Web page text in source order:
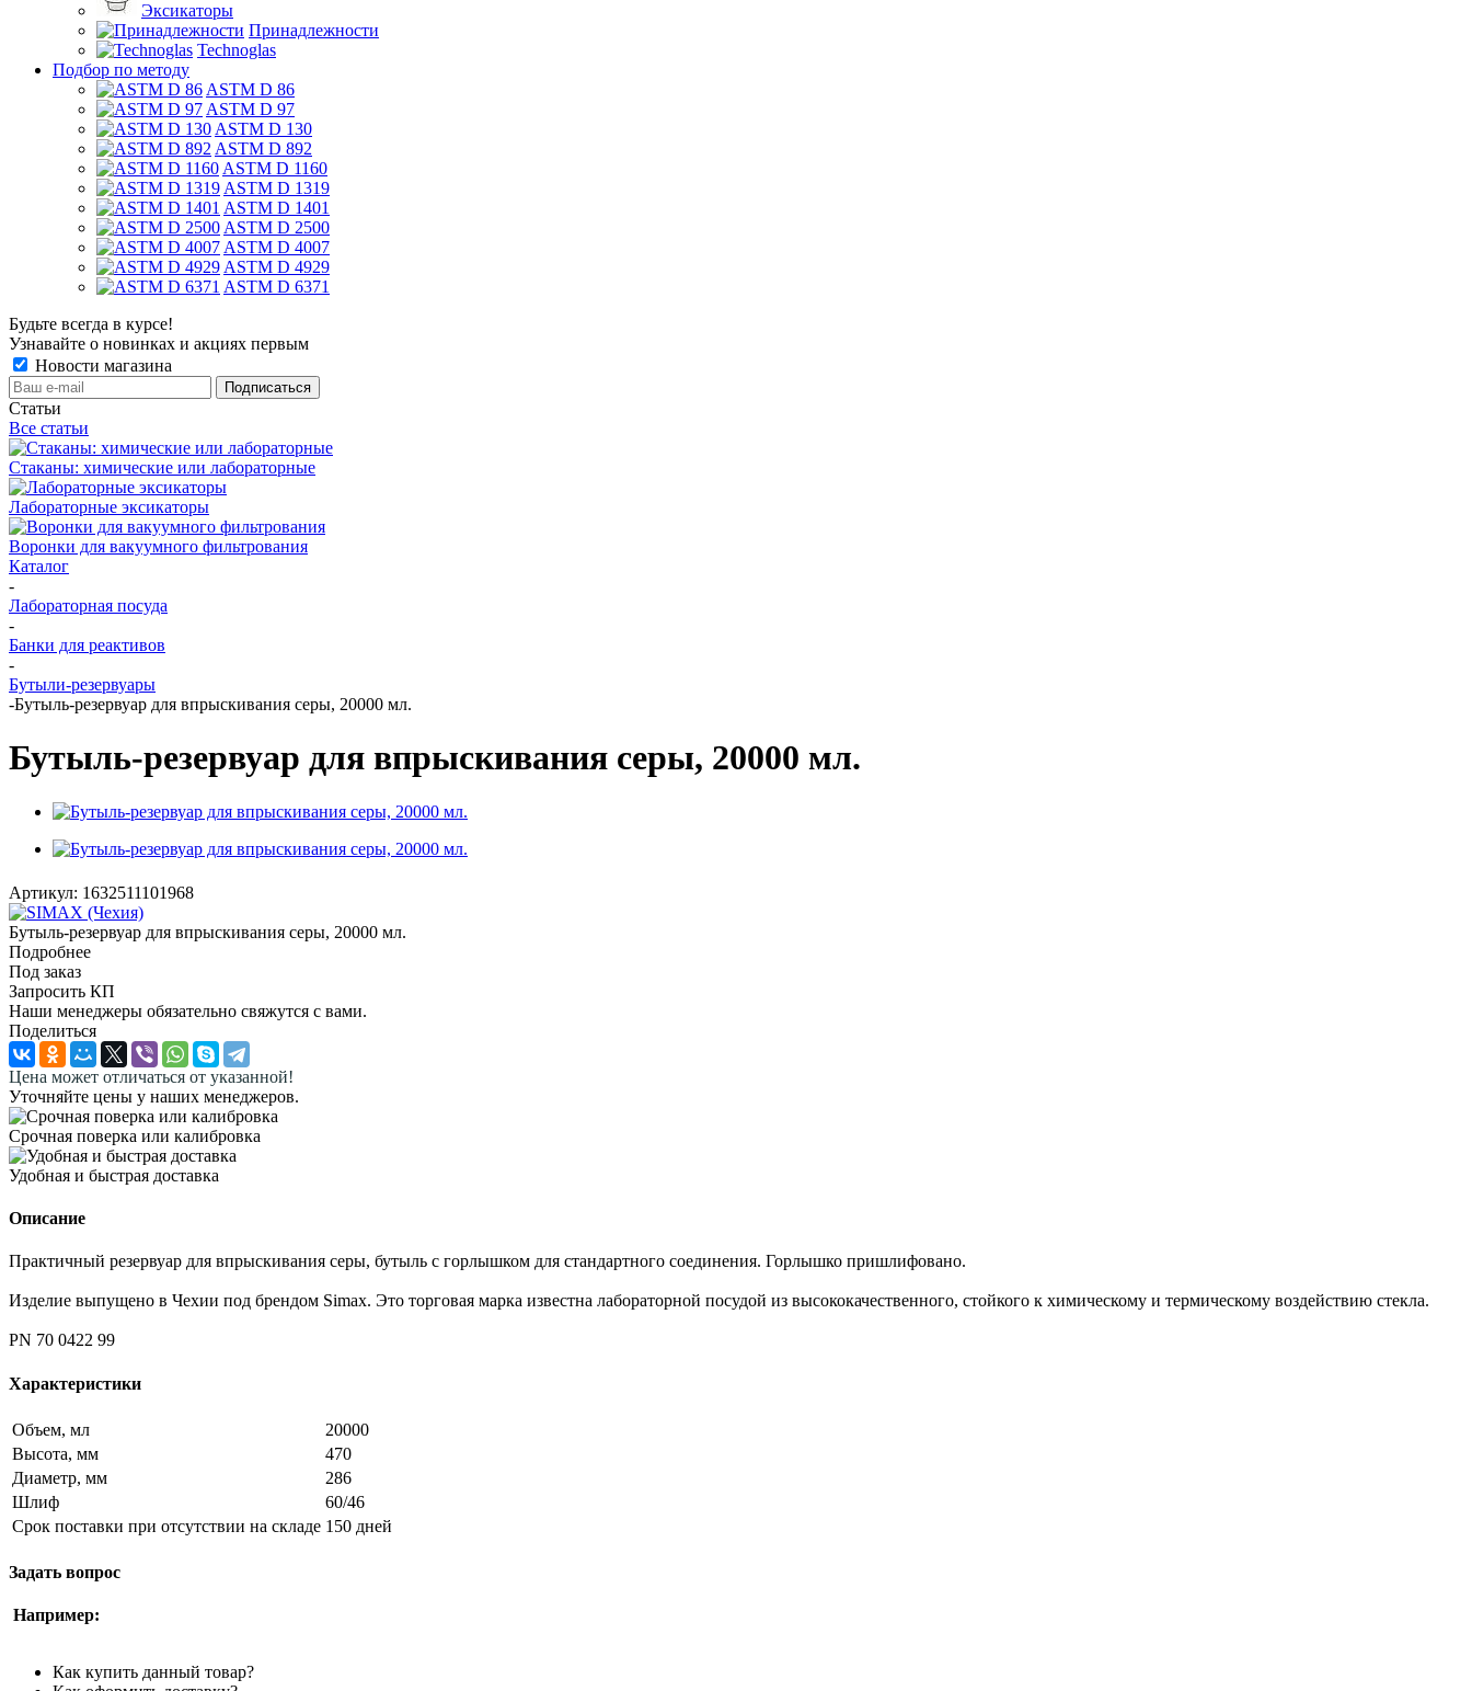
Эксикаторы
Принадлежности
Technoglas
Подбор по методу
ASTM D 86
ASTM D 97
ASTM D 130
ASTM D 892
ASTM D 1160
ASTM D 1319
ASTM D 1401
ASTM D 2500
ASTM D 4007
ASTM D 4929
ASTM D 6371
Будьте всегда в курсе!
Узнавайте о новинках и акциях первым
Новости магазина
Статьи
Все статьи
Стаканы: химические или лабораторные
Лабораторные эксикаторы
Воронки для вакуумного фильтрования
Каталог
-
Лабораторная посуда
-
Банки для реактивов
-
Бутыли-резервуары
-Бутыль-резервуар для впрыскивания серы, 20000 мл.
Бутыль-резервуар для впрыскивания серы, 20000 мл.
Артикул: 1632511101968
Бутыль-резервуар для впрыскивания серы, 20000 мл.
Подробнее
Под заказ
Запросить КП
Наши менеджеры обязательно свяжутся с вами.
Поделиться
Цена может отличаться от указанной!
Уточняйте цены у наших менеджеров.
Срочная поверка или калибровка
Удобная и быстрая доставка
Описание
Практичный резервуар для впрыскивания серы, бутыль с горлышком для стандартного соединения. Горлышко пришлифовано.
Изделие выпущено в Чехии под брендом Simax. Это торговая марка известна лабораторной посудой из высококачественного, стойкого к химическому и термическому воздействию стекла.
PN 70 0422 99
Характеристики
Объем, мл
20000
Высота, мм
470
Диаметр, мм
286
Шлиф
60/46
Срок поставки при отсутствии на складе 150 дней
Задать вопрос
Например:
Как купить данный товар?